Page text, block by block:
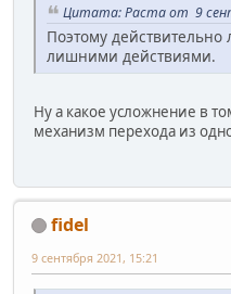
Цитата: Раста от 9
Поэтому
лишними действиями.
Ну а какое усложнение в
механизм перехода из
fidel
9 сентября 2021, 15:21